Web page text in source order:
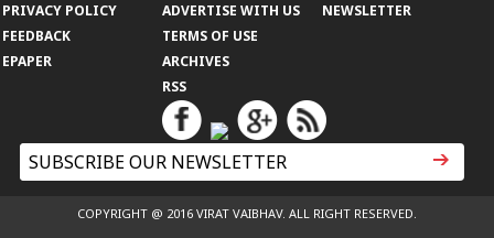
PRIVACY POLICY
ADVERTISE WITH US
NEWSLETTER
FEEDBACK
EPAPER
TERMS OF USE
ARCHIVES
RSS
COPYRIGHT @ 2016 VIRAT VAIBHAV. ALL RIGHT RESERVED.